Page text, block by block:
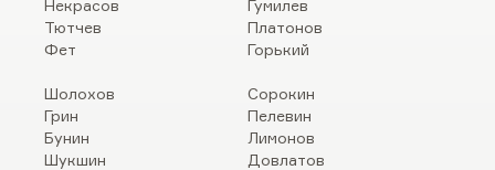
Некрасов
Тютчев
Фет
Гумилев
Платонов
Горький
Шолохов
Грин
Бунин
Шукшин
Сорокин
Пелевин
Лимонов
Довлатов